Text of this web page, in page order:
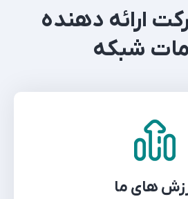
ارائه دهنده
شبکه
های ما